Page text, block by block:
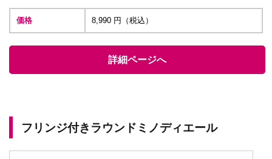
価格 8,990 円（税込）
詳細ページへ
フリンジ付きラウンドミノディエール